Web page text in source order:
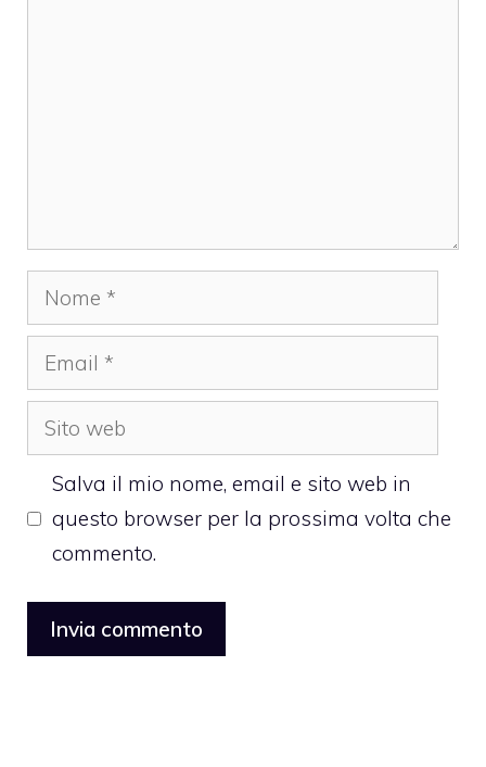
Nome
Email
Sito
web
Salva il mio nome, email e sito web in
questo browser per la prossima volta che
commento.